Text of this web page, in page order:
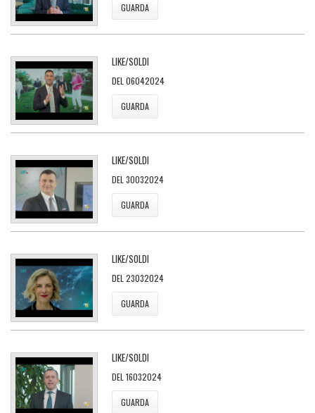
GUARDA
LIKE/SOLDI
DEL 06042024
GUARDA
LIKE/SOLDI
DEL 30032024
GUARDA
LIKE/SOLDI
DEL 23032024
GUARDA
LIKE/SOLDI
DEL 16032024
GUARDA